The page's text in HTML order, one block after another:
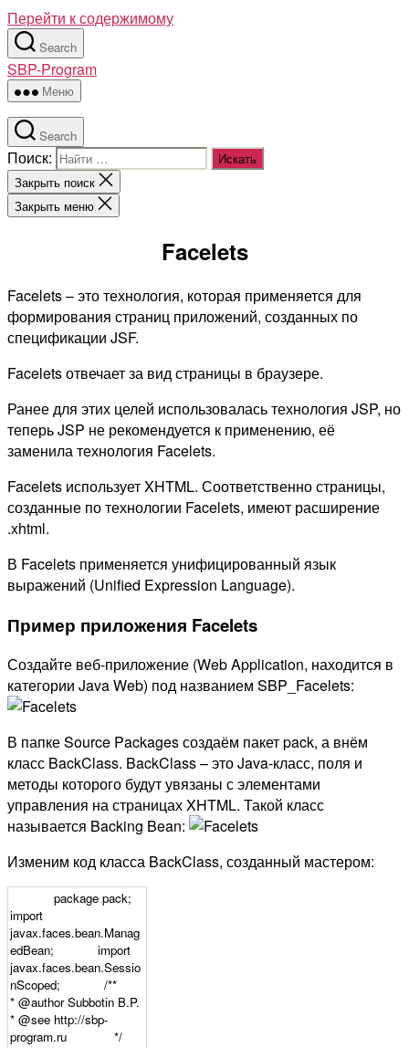
Перейти к содержимому
Search
SBP-Program
Меню
Search
Поиск:
Закрыть поиск
Закрыть меню
Facelets
Facelets – это технология, которая применяется для
формирования страниц приложений, созданных по
спецификации JSF.
Facelets отвечает за вид страницы в браузере.
Ранее для этих целей использовалась технология JSP, но
теперь JSP не рекомендуется к применению, её
заменила технология Facelets.
Facelets использует XHTML. Соответственно страницы,
созданные по технологии Facelets, имеют расширение
.xhtml.
В Facelets применяется унифицированный язык
выражений (Unified Expression Language).
Пример приложения Facelets
Создайте веб-приложение (Web Application, находится в
категории Java Web) под названием SBP_Facelets:
В папке Source Packages создаём пакет pack, а внём
класс BackClass. BackClass – это Java-класс, поля и
методы которого будут увязаны с элементами
управления на страницах XHTML. Такой класс
называется Backing Bean:
Изменим код класса BackClass, созданный мастером: